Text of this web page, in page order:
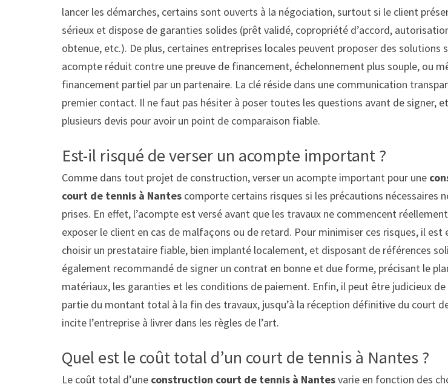
lancer les démarches, certains sont ouverts à la négociation, surtout si le client
sérieux et dispose de garanties solides (prêt validé, copropriété d’accord,
obtenue, etc.). De plus, certaines entreprises locales peuvent proposer des solutions
acompte réduit contre une preuve de financement, échelonnement plus souple, ou
financement partiel par un partenaire. La clé réside dans une communication
premier contact. Il ne faut pas hésiter à poser toutes les questions avant de signer,
plusieurs devis pour avoir un point de comparaison fiable.
Est-il risqué de verser un acompte important ?
Comme dans tout projet de construction, verser un acompte important pour une
court de tennis à Nantes comporte certains risques si les précautions nécessaires
prises. En effet, l’acompte est versé avant que les travaux ne commencent
exposer le client en cas de malfaçons ou de retard. Pour minimiser ces risques, il est
choisir un prestataire fiable, bien implanté localement, et disposant de références
également recommandé de signer un contrat en bonne et due forme, précisant le
matériaux, les garanties et les conditions de paiement. Enfin, il peut être judicieux de
partie du montant total à la fin des travaux, jusqu’à la réception définitive du court
incite l’entreprise à livrer dans les règles de l’art.
Quel est le coût total d’un court de tennis à Nantes ?
Le coût total d’une construction court de tennis à Nantesvarie en fonction des